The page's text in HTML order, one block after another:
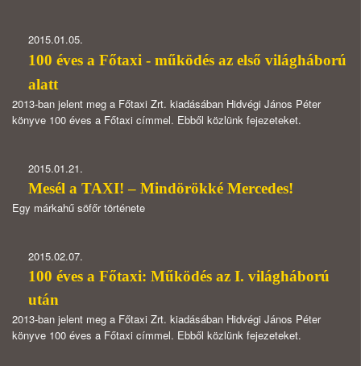
2015.01.05.
100 éves a Főtaxi - működés az első világháború
alatt
2013-ban jelent meg a Főtaxi Zrt. kiadásában Hidvégi János Péter
könyve 100 éves a Főtaxi címmel. Ebből közlünk fejezeteket.
2015.01.21.
Mesél a TAXI! – Mindörökké Mercedes!
Egy márkahű söfőr története
2015.02.07.
100 éves a Főtaxi: Működés az I. világháború
után
2013-ban jelent meg a Főtaxi Zrt. kiadásában Hidvégi János Péter
könyve 100 éves a Főtaxi címmel. Ebből közlünk fejezeteket.